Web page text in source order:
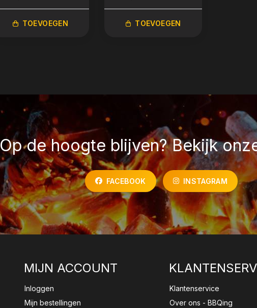
TOEVOEGEN TOEVOEGEN
Op de hoogte blijven? Bekijk
FACEBOOK INSTAGRAM
MIJN ACCOUNT
Inloggen
Mijn bestellingen
Klantenservice
Over ons - BBQing